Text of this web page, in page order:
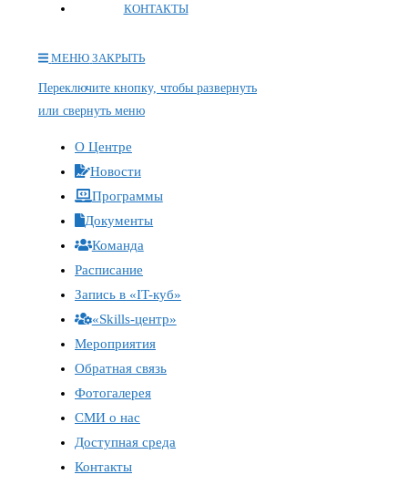
КОНТАКТЫ
МЕНЮ ЗАКРЫТЬ
Переключите кнопку, чтобы развернуть
или свернуть меню
О Центре
Новости
Программы
Документы
Команда
Расписание
Запись в «IT-куб»
«Skills-центр»
Мероприятия
Обратная связь
Фотогалерея
СМИ о нас
Доступная среда
Контакты